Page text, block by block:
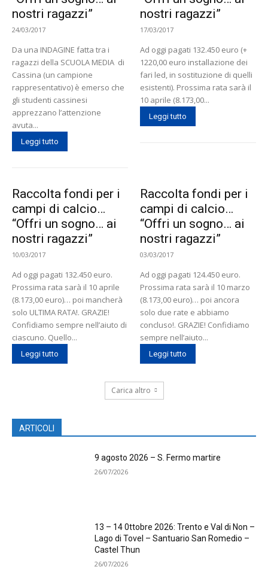
nostri ragazzi”
24/03/2017
Da una INDAGINE fatta tra i
ragazzi della SCUOLA MEDIA di
Cassina (un campione
rappresentativo) è emerso che
gli studenti cassinesi
apprezzano l’attenzione
avuta...
Leggi tutto
nostri ragazzi”
17/03/2017
Ad oggi pagati 132.450 euro (+
1220,00 euro installazione dei
fari led, in sostituzione di quelli
esistenti). Prossima rata sarà il
10 aprile (8.173,00...
Leggi tutto
Raccolta fondi per i
campi di calcio…
“Offri un sogno… ai
nostri ragazzi”
10/03/2017
Ad oggi pagati 132.450 euro.
Prossima rata sarà il 10 aprile
(8.173,00 euro)… poi mancherà
solo ULTIMA RATA!. GRAZIE!
Confidiamo sempre nell’aiuto di
ciascuno. Quello...
Leggi tutto
Raccolta fondi per i
campi di calcio…
“Offri un sogno… ai
nostri ragazzi”
03/03/2017
Ad oggi pagati 124.450 euro.
Prossima rata sarà il 10 marzo
(8.173,00 euro)… poi ancora
solo due rate e abbiamo
concluso!. GRAZIE! Confidiamo
sempre nell’aiuto...
Leggi tutto
Carica altro
ARTICOLI
9 agosto 2026 – S. Fermo martire
26/07/2026
13 – 14 0ttobre 2026: Trento e Val di Non –
Lago di Tovel – Santuario San Romedio –
Castel Thun
26/07/2026